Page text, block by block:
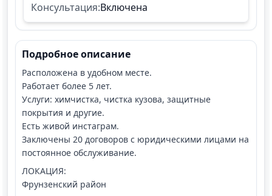
Консультация:Включена
Подробное описание
Расположена в удобном месте.
Работает более 5 лет.
Услуги: химчистка, чистка кузова, защитные
покрытия и другие.
Есть живой инстаграм.
Заключены 20 договоров с юридическими лицами на
постоянное обслуживание.
ЛОКАЦИЯ:
Фрунзенский район